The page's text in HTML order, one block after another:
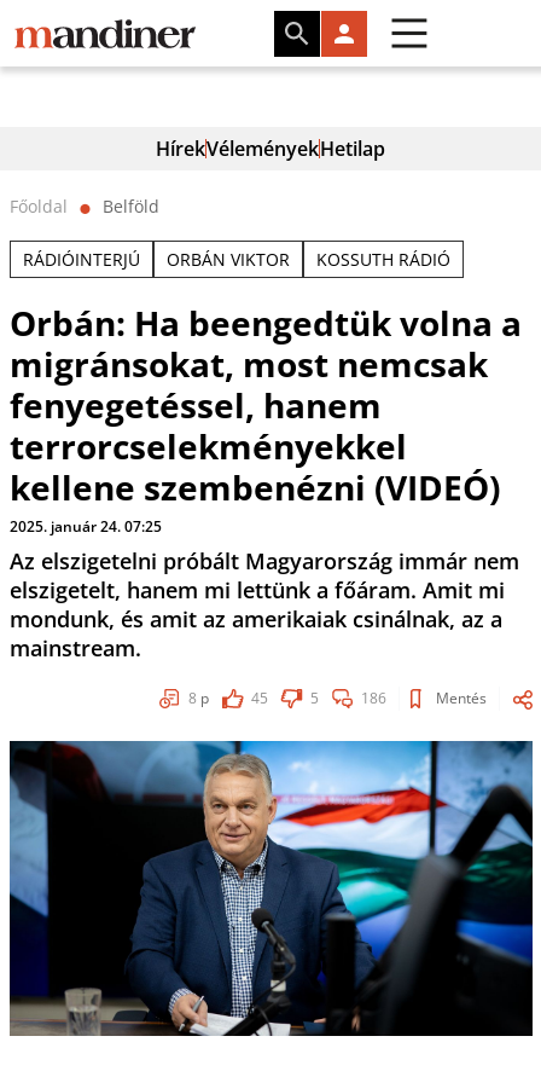
HírekVéleményekHetilap
Főoldal ⬤ Belföld
RÁDIÓINTERJÚ ORBÁN VIKTOR KOSSUTH RÁDIÓ
Orbán: Ha beengedtük volna a
migránsokat, most nemcsak
fenyegetéssel, hanem
terrorcselekményekkel
kellene szembenézni (VIDEÓ)
2025. január 24. 07:25
Az elszigetelni próbált Magyarország immár nem
elszigetelt, hanem mi lettünk a főáram. Amit mi
mondunk, és amit az amerikaiak csinálnak, az a
mainstream.
8 p 45 5 186 Mentés